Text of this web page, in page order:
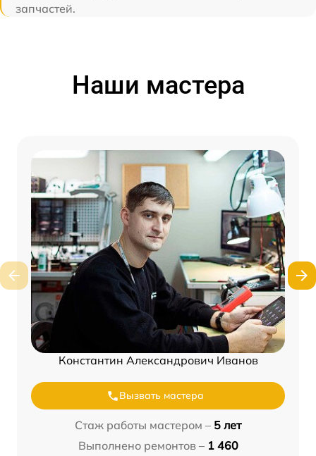
запчастей.
Наши мастера
Константин Александрович Иванов
Вызвать мастера
Стаж работы мастером – 5 лет
Выполнено ремонтов – 1 460